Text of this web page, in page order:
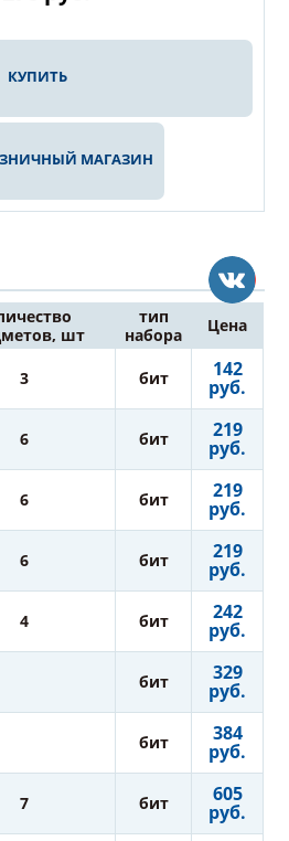
КУПИТЬ
МАГАЗИН
шт
тип
набора
Цена
3 бит 142
руб.
6 бит 219
руб.
6 бит 219
руб.
6 бит 219
руб.
4 бит 242
руб.
бит 329
руб.
бит 384
руб.
7 бит 605
руб.